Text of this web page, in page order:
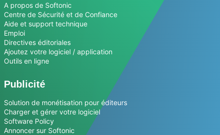
A propos de Softonic
Centre de Sécurité et de Confiance
Aide et support technique
Emploi
Directives éditoriales
Ajoutez votre logiciel / application
Outils en ligne
Publicité
Solution de monétisation pour éditeurs
Charger et gérer votre logiciel
Software Policy
Annoncer sur Softonic